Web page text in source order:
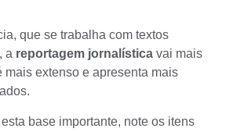
que se trabalha com textos
a reportagem jornalística vai mais
mais extenso e apresenta mais
base importante, note os itens